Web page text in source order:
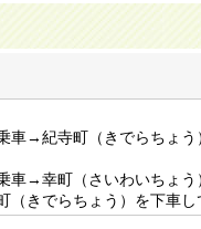
車→紀寺町（きでらちょう
車→幸町（さいわいちょう
（きでらちょう）を下車し